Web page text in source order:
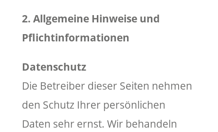
2. Allgemeine Hinweise und
Pflichtinformationen
Datenschutz
Die Betreiber dieser Seiten nehmen
den Schutz Ihrer persönlichen
Daten sehr ernst. Wir behandeln